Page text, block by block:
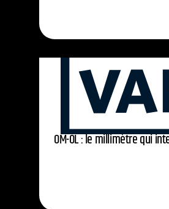
OM-OL : le millimètre qui